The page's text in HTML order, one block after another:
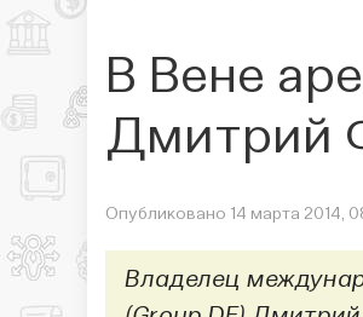
В Вене
Дмитрий
Опубликовано 14 марта 2014,
Владелец